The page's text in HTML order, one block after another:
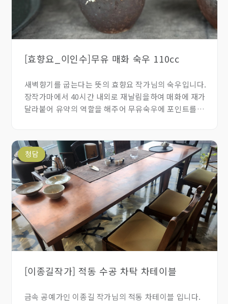
[효향요_이인수]무유 매화 숙우 110cc
새벽향기를 굽는다는 뜻의 효향요 작가님의 숙우입니다.
장작가마에서 40시간 내외로 재날림을하여 매화에 재가
달라붙어 유약의 역할을 해주어 무유숙우에 포인트를
청담
[이종길작가] 적동 수공 차탁 차테이블
금속 공예가인 이종길 작가님의 적동 차테이블 입니다.